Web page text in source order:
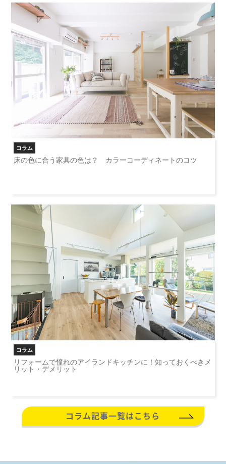
コラム
床の色に合う家具の色は？ カラーコーディネートのコツ
コラム
リフォームで憧れのアイランドキッチンに！知っておくべきメ
リット・デメリット
コラム記事一覧はこちら